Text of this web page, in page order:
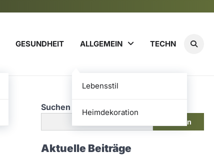
GESUNDHEIT ALLGEMEIN
Lebensstil
Heimdekoration
TECHN
Suchen
Suchen
Aktuelle Beiträge